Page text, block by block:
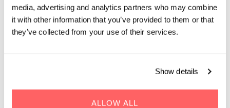
media, advertising and analytics partners who may combine
it with other information that you’ve provided to them or that
they’ve collected from your use of their services.
Show details
ALLOW ALL
HVORNÅR | 22. februar 2025
PRIS | GRATIS